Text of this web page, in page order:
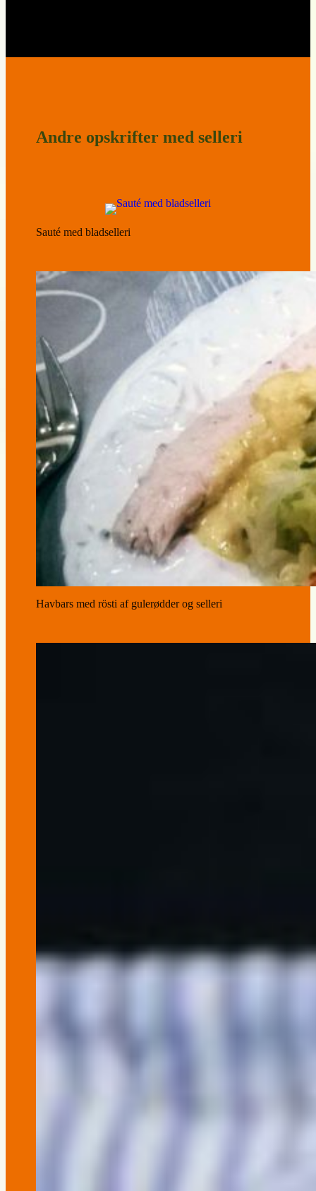
Andre opskrifter med selleri
Sauté med bladselleri
Havbars med rösti af gulerødder og selleri